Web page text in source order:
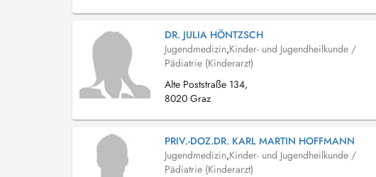
DR. JULIA HÖNTZSCH
Jugendmedizin,Kinder- und Jugendheilkunde /
Pädiatrie (Kinderarzt)
Alte Poststraße 134,
8020 Graz
PRIV.-DOZ.DR. KARL MARTIN HOFFMANN
Jugendmedizin,Kinder- und Jugendheilkunde /
Pädiatrie (Kinderarzt)